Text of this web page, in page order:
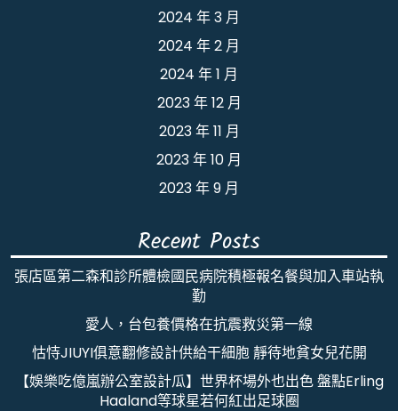
2024 年 3 月
2024 年 2 月
2024 年 1 月
2023 年 12 月
2023 年 11 月
2023 年 10 月
2023 年 9 月
Recent Posts
張店區第二森和診所體檢國民病院積極報名餐與加入車站執
勤
愛人，台包養價格在抗震救災第一線
怙恃JIUYI俱意翻修設計供給干細胞 靜待地貧女兒花開
【娛樂吃億嵐辦公室設計瓜】世界杯場外也出色 盤點Erling
Haaland等球星若何紅出足球圈